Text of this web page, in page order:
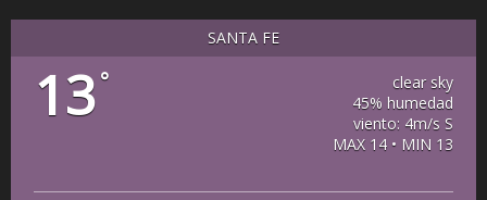
SANTA FE
13°
clear sky
45% humedad
viento: 4m/s S
MAX 14 • MIN 13